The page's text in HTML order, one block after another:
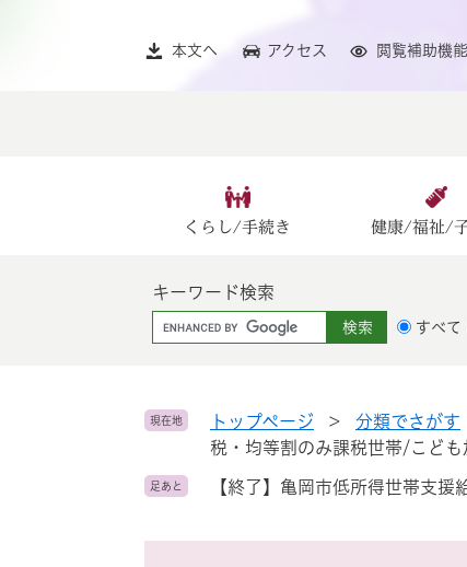
本文へ アクセス 閲覧補助機能
くらし/手続き 健康/福祉/
キーワード検索
G
o
l
ス
ム
すべて
現在地 トップページ > 分類でさがす
税・均等割のみ課税世帯/こど
足あと 【終了】亀岡市低所得世帯支